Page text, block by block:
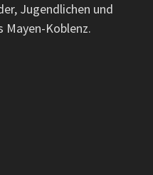
Jugendlichen und
Mayen-Koblenz.